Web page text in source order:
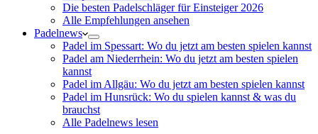
Die besten Padelschläger für Einsteiger 2026
Alle Empfehlungen ansehen
Padelnews
Padel im Spessart: Wo du jetzt am besten spielen kannst
Padel am Niederrhein: Wo du jetzt am besten spielen
kannst
Padel im Allgäu: Wo du jetzt am besten spielen kannst
Padel im Hunsrück: Wo du spielen kannst & was du
brauchst
Alle Padelnews lesen